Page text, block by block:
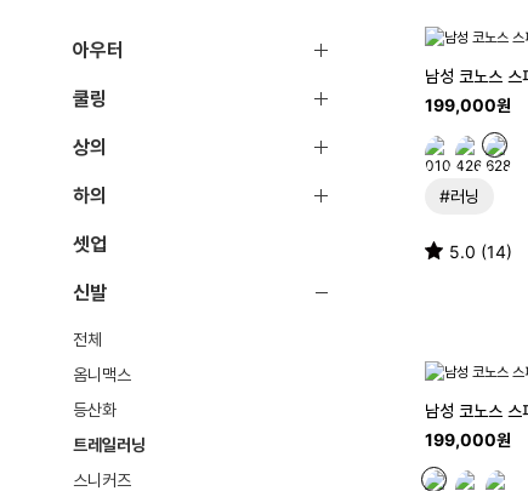
아우터
쿨링
상의
하의
셋업
신발
전체
옴니맥스
등산화
트레일러닝
스니커즈
남성 코노스
199,000원
#러닝
5.0 (14)
남성 코노스
199,000원